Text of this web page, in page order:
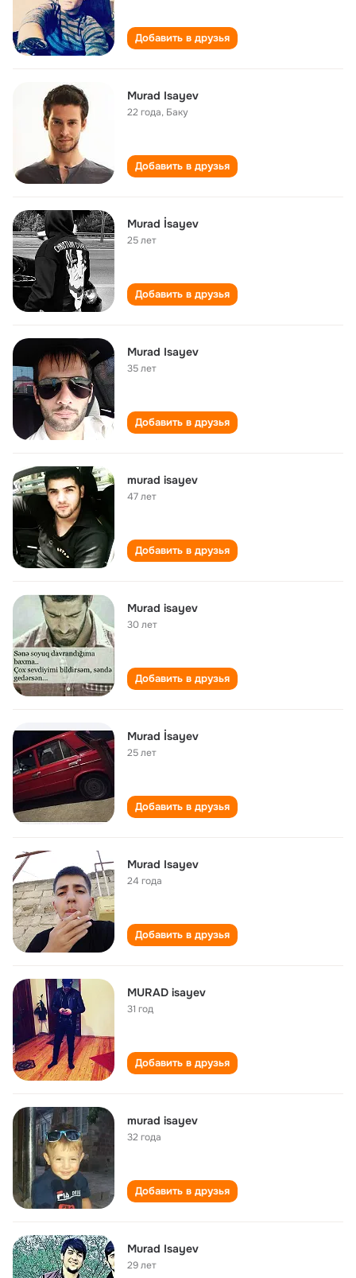
Добавить в друзья
Murad Isayev
22 года, Баку
Добавить в друзья
Murad İsayev
25 лет
Добавить в друзья
Murad Isayev
35 лет
Добавить в друзья
murad isayev
47 лет
Добавить в друзья
Murad isayev
30 лет
Добавить в друзья
Murad İsayev
25 лет
Добавить в друзья
Murad Isayev
24 года
Добавить в друзья
MURAD isayev
31 год
Добавить в друзья
murad isayev
32 года
Добавить в друзья
Murad Isayev
29 лет